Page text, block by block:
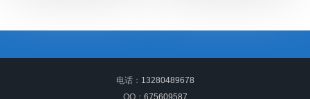
电话： 13280489678
QQ： 675609587